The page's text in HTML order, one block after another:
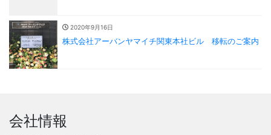
2020年9月16日
株式会社アーバンヤマイチ関東本社ビル 移転のご案内
会社情報